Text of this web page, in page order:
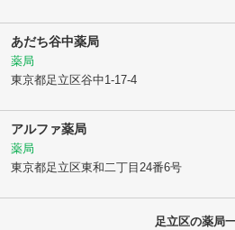
あだち谷中薬局
薬局
東京都足立区谷中1-17-4
アルファ薬局
薬局
東京都足立区東和二丁目24番6号
足立区の薬局